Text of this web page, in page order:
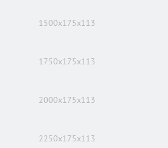
1500x175x113
1750x175x113
2000x175x113
2250x175x113